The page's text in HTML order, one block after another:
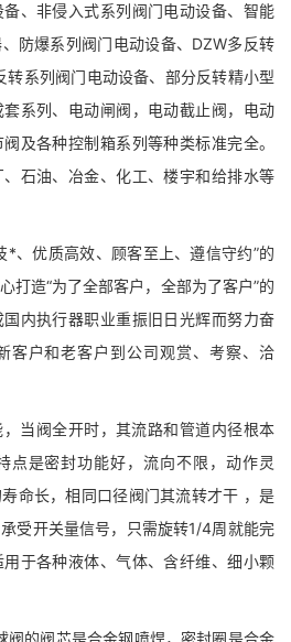
、非侵入式系列阀门电动设备、智能
防爆系列阀门电动设备、DZW多反转
转系列阀门电动设备、部分反转精小型
系列、电动闸阀，电动截止阀，电动
及各种控制箱系列等种类标准完全。
石油、冶金、化工、楼宇和给排水等
优质高效、顾客至上、遵信守约”的
打造“为了全部客户，全部为了客户”的
内执行器职业重振旧日光辉而努力奋
客户和老客户到公司观赏、考察、洽
阀全开时，其流路和管道内径根本
点是密封功能好，流向不限，动作灵
命长，相同口径阀门其流转才干 ，是
受开关量信号，只需旋转1/4周就能完
于各种液体、气体、含纤维、细小颗
的阀芯是合金钢喷焊，密封圈是合金